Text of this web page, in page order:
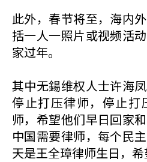
此外，春节将至，海内
括一人一照片或视频活
家过年。
其中无鍚维权人士许海
停止打压律师，停止打
师，希望他们早日回家
中国需要律师，每个民
天是王全璋律师生日，希